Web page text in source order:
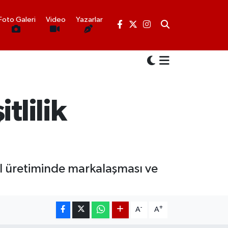
Foto Galeri Video Yazarlar
üretiminde markalaşması ve
A- A+